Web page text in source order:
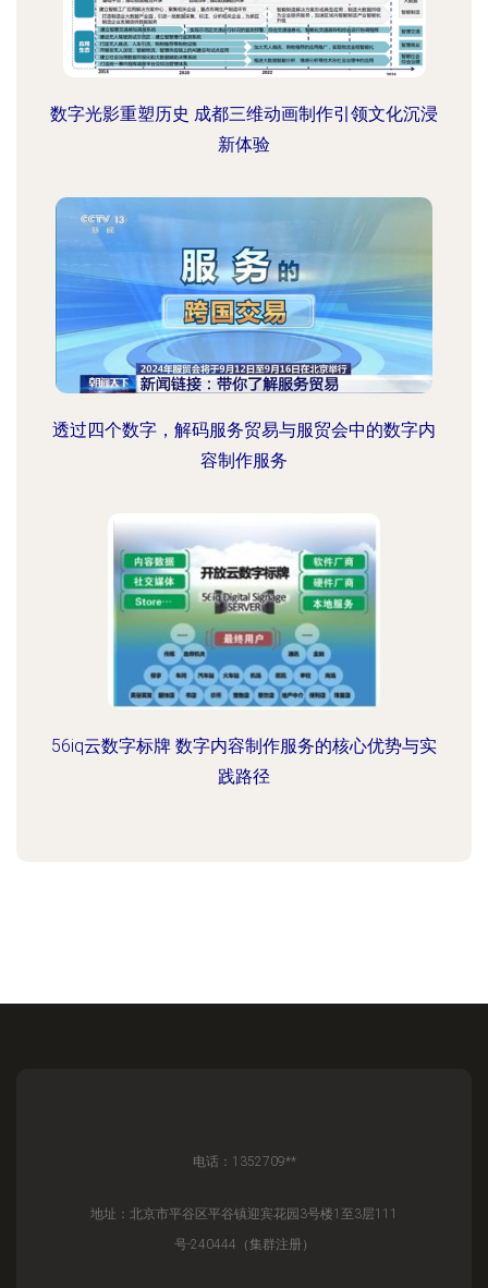
数字光影重塑历史 成都三维动画制作引领文化沉浸
新体验
透过四个数字，解码服务贸易与服贸会中的数字内
容制作服务
56iq云数字标牌 数字内容制作服务的核心优势与实
践路径
电话：1352709**
地址：北京市平谷区平谷镇迎宾花园3号楼1至3层111
号-240444（集群注册）